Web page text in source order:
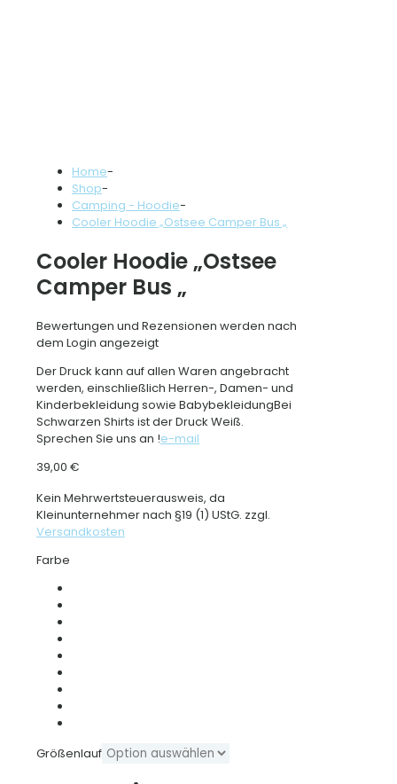
Home-
Shop-
Camping - Hoodie-
Cooler Hoodie „Ostsee Camper Bus „
Cooler Hoodie „Ostsee
Camper Bus „
Bewertungen und Rezensionen werden nach
dem Login angezeigt
Der Druck kann auf allen Waren angebracht
werden, einschließlich Herren-, Damen- und
Kinderbekleidung sowie BabybekleidungBei
Schwarzen Shirts ist der Druck Weiß.
Sprechen Sie uns an !e-mail
39,00 €
Kein Mehrwertsteuerausweis, da
Kleinunternehmer nach §19 (1) UStG. zzgl.
Versandkosten
Farbe
Größenlauf